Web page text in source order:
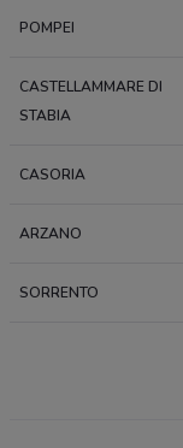
POMPEI
CASTELLAMMARE DI
STABIA
CASORIA
ARZANO
SORRENTO